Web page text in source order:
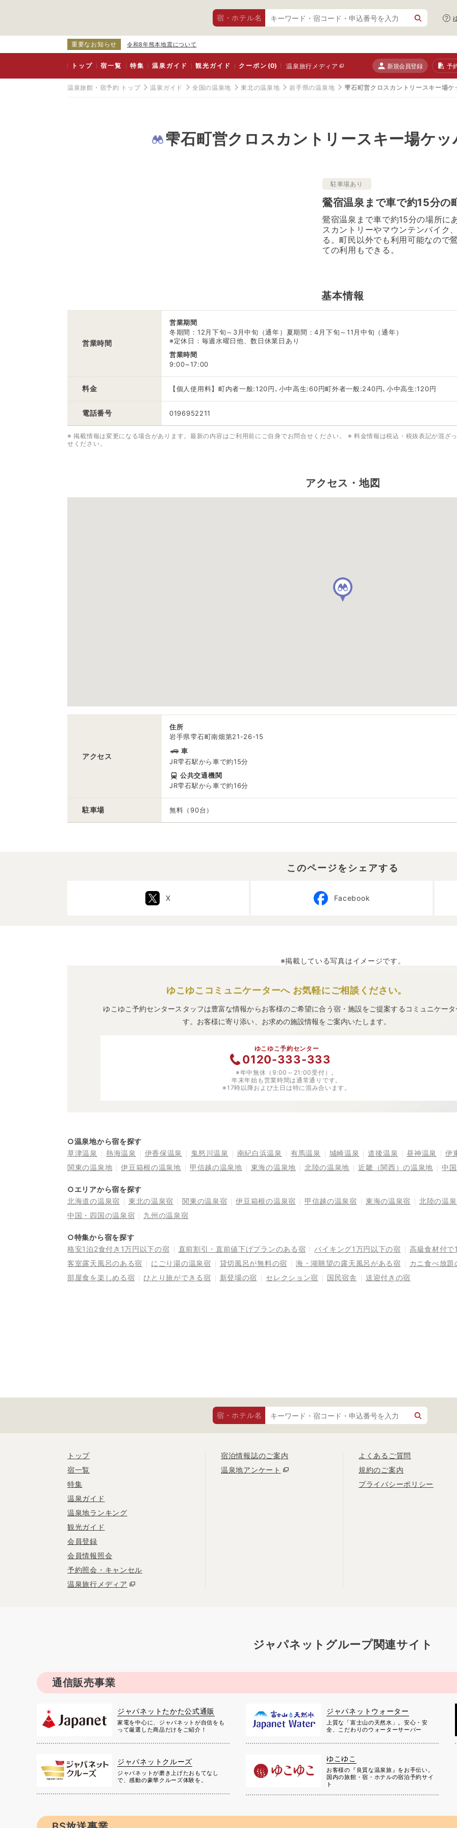
宿・ホテル名
重要なお知らせ 令和8年熊本地震について
トップ 宿一覧 特集 温泉ガイド 観光ガイド クーポン(0) 温泉旅行メディア 新規会員登録 予
温泉旅館・宿予約 トップ 温泉ガイド 全国の温泉地 東北の温泉地 岩手県の温泉地 雫石町営クロスカントリースキー場ケ
雫石町営クロスカントリースキー場ケ
駐車場あり
鶯宿温泉まで車で約15分の
鶯宿温泉まで車で約15分の場所に
スカントリーやマウンテンバイク
る。町民以外でも利用可能なので
ての利用もできる。
基本情報
営業時間
営業期間
冬期間：12月下旬～3月中旬（通年）夏期間：4月下旬～11月中旬（通年）
※定休日：毎週水曜日他、数日休業日あり
営業時間
9:00~17:00
料金 【個人使用料】町内者一般:120円､小中高生:60円町外者一般:240円､小中高生:120円
電話番号 0196952211
※ 掲載情報は変更になる場合があります。最新の内容はご利用前にご自身でお問合せください。
※ 料金情報は税込・税抜表記が混ざ
せください。
アクセス・地図
アクセス
住所
岩手県雫石町南畑第21-26-15
車
JR雫石駅から車で約15分
公共交通機関
JR雫石駅から車で約16分
駐車場 無料（90台）
このページをシェアする
X Facebook
※掲載している写真はイメージです。
ゆこゆこコミュニケーターへ お気軽にご相談ください。
ゆこゆこ予約センタースタッフは豊富な情報からお客様のご希望に合う宿・施設をご提案するコミュニケー
す。お客様に寄り添い、お求めの施設情報をご案内いたします。
ゆこゆこ予約センター
0120-333-333
※年中無休（9:00～21:00受付）。
年末年始も営業時間は通常通りです。
※17時以降および土日は特に混み合います。
○温泉地から宿を探す
草津温泉
熱海温泉 伊香保温泉 鬼怒川温泉 南紀白浜温泉 有馬温泉 城崎温泉 道後温泉 昼神温泉
伊
関東の温泉地
伊豆箱根の温泉地 甲信越の温泉地 東海の温泉地 北陸の温泉地 近畿（関西）の温泉地 中
○エリアから宿を探す
北海道の温泉宿
東北の温泉宿 関東の温泉宿 伊豆箱根の温泉宿 甲信越の温泉宿 東海の温泉宿
北陸の温
中国・四国の温泉宿
九州の温泉宿
○特集から宿を探す
格安1泊2食付き1万円以下の宿
直前割引・直前値下げプランのある宿 バイキング1万円以下の宿
高級食材付で
客室露天風呂のある宿
にごり湯の温泉宿 貸切風呂が無料の宿 海・湖眺望の露天風呂がある宿
カニ食べ放題
部屋食を楽しめる宿
ひとり旅ができる宿 新登場の宿 セレクション宿 国民宿舎 送迎付きの宿
宿・ホテル名
トップ
宿一覧
特集
温泉ガイド
温泉地ランキング
観光ガイド
会員登録
会員情報照会
予約照会・キャンセル
温泉旅行メディア
宿泊情報誌のご案内
温泉地アンケート
よくあるご質問
規約のご案内
プライバシーポリシー
ジャパネットグループ関連サイト
通信販売事業
ジャパネットたかた公式通販
家電を中心に、ジャパネットが自信をも
って厳選した商品だけをご紹介！
ジャパネットウォーター
上質な「富士山の天然水」。安心・安
全、こだわりのウォーターサーバー
ジャパネットクルーズ
ジャパネットが磨き上げたおもてなし
で、感動の豪華クルーズ体験を。
ゆこゆこ
お客様の『良質な温泉旅』をお手伝い。
国内の旅館・宿・ホテルの宿泊予約サイ
ト